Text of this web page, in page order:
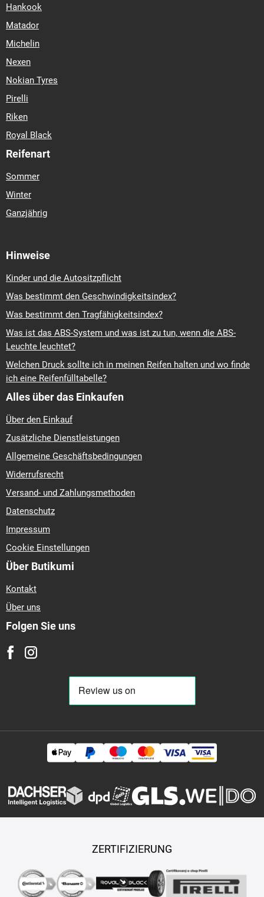
Hankook
Matador
Michelin
Nexen
Nokian Tyres
Pirelli
Riken
Royal Black
Reifenart
Sommer
Winter
Ganzjährig
Hinweise
Kinder und die Autositzpflicht
Was bestimmt den Geschwindigkeitsindex?
Was bestimmt den Tragfähigkeitsindex?
Was ist das ABS-System und was ist zu tun, wenn die ABS-
Leuchte leuchtet?
Welchen Druck sollte ich in meinen Reifen halten und wo finde
ich eine Reifenfülltabelle?
Alles über das Einkaufen
Über den Einkauf
Zusätzliche Dienstleistungen
Allgemeine Geschäftsbedingungen
Widerrufsrecht
Versand- und Zahlungsmethoden
Datenschutz
Impressum
Cookie Einstellungen
Über Butikumi
Kontakt
Über uns
Folgen Sie uns
ZERTIFIZIERUNG